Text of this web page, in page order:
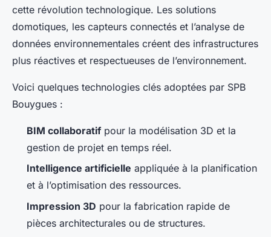
cette révolution technologique. Les solutions
domotiques, les capteurs connectés et l’analyse de
données environnementales créent des infrastructures
plus réactives et respectueuses de l’environnement.
Voici quelques technologies clés adoptées par SPB
Bouygues :
BIM collaboratif pour la modélisation 3D et la
gestion de projet en temps réel.
Intelligence artificielle appliquée à la planification
et à l’optimisation des ressources.
Impression 3D pour la fabrication rapide de
pièces architecturales ou de structures.